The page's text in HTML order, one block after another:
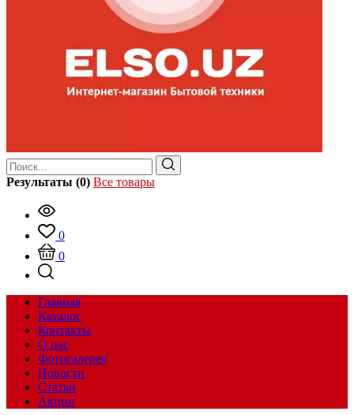
Результаты (0) Все товары
0
0
Главная
Каталог
Контакты
О нас
Фотогалерея
Новости
Статьи
Акции